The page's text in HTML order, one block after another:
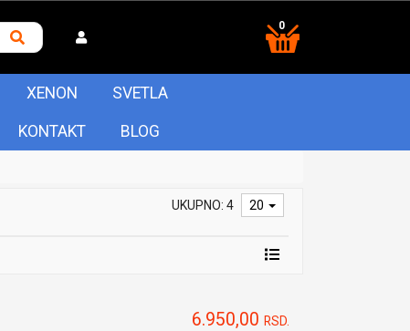
0
XENON SVETLA
KONTAKT BLOG
UKUPNO: 4 20
6.950,00 RSD.